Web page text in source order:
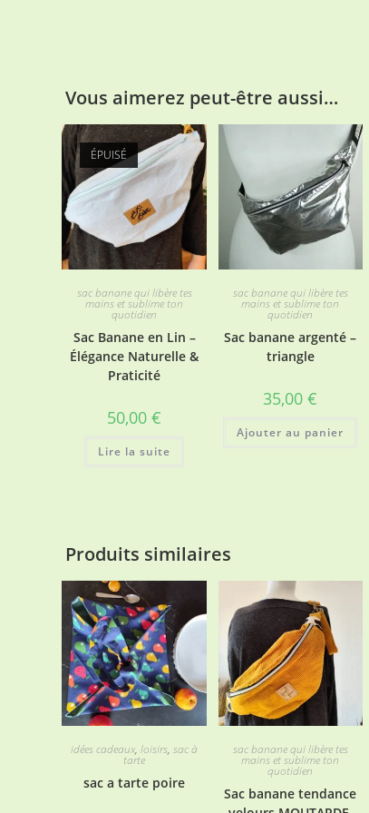
Vous aimerez peut-être aussi…
ÉPUISÉ
sac banane qui libère tes
mains et sublime ton
quotidien
Sac Banane en Lin –
Élégance Naturelle &
Praticité
50,00€
Lire la suite
sac banane qui libère tes
mains et sublime ton
quotidien
Sac banane argenté –
triangle
35,00€
Ajouter au panier
Produits similaires
idées cadeaux,loisirs,sac à
tarte
sac a tarte poire
sac banane qui libère tes
mains et sublime ton
quotidien
Sac banane tendance